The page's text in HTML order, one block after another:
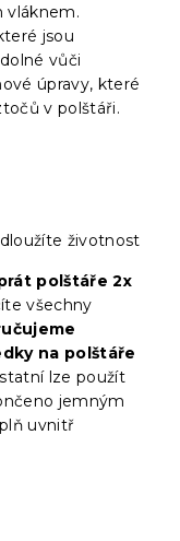
vláknem.
jsou
vůči
úpravy, které
v polštáři.
životnost
polštáře 2x
všechny
na polštáře
lze použít
jemným
uvnitř